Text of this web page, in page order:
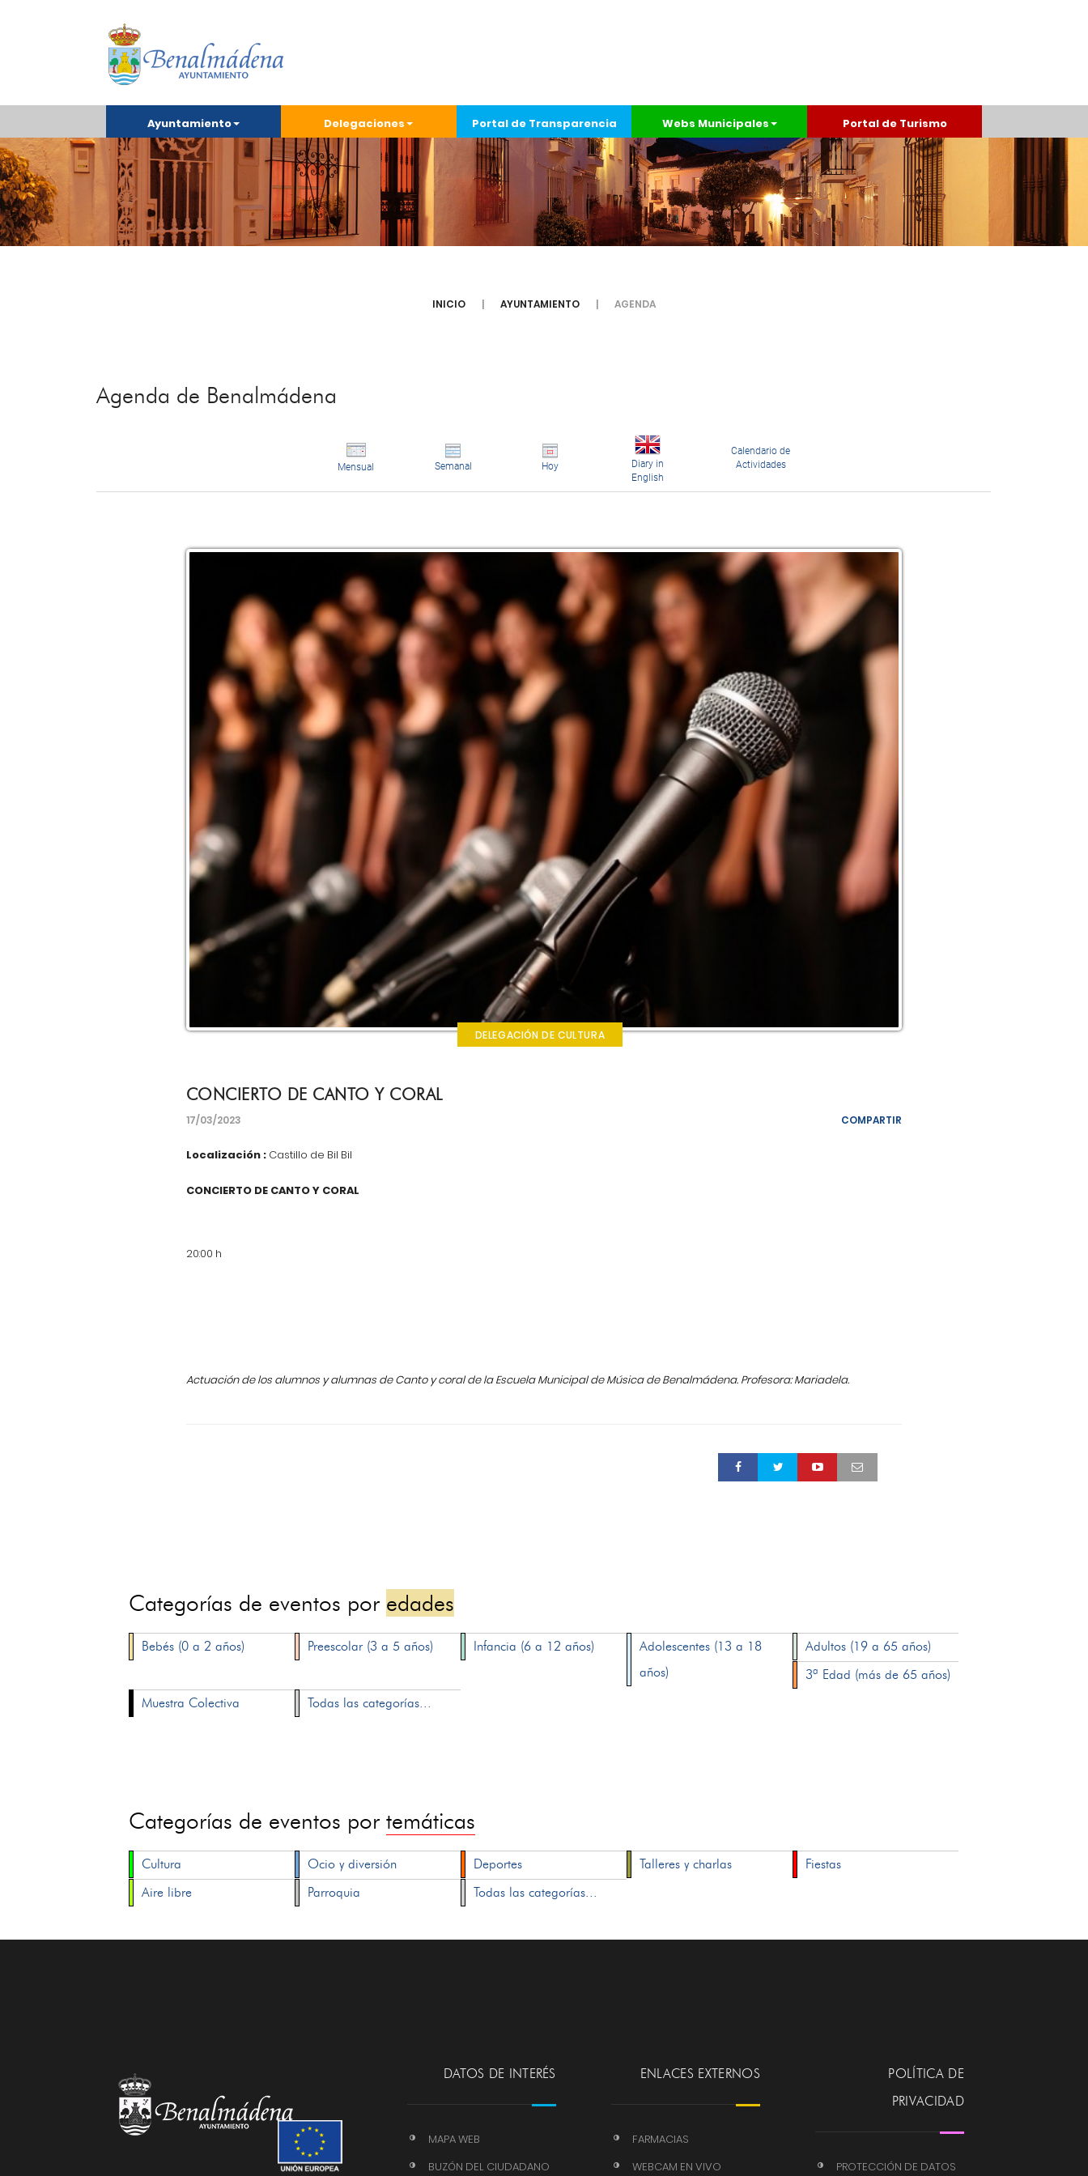
Ayuntamiento Delegaciones Portal de Transparencia Webs Municipales Portal de Turismo
INICIO AYUNTAMIENTO AGENDA
Agenda de Benalmádena
Mensual Semanal Hoy
Diary in
English
Calendario de
Actividades
DELEGACIÓN DE CULTURA
CONCIERTO DE CANTO Y CORAL
17/03/2023 COMPARTIR
Localización :Castillo de Bil Bil
CONCIERTO DE CANTO Y CORAL
20:00 h
Actuación de los alumnos y alumnas de Canto y coral de la Escuela Municipal de Música de Benalmádena. Profesora: Mariadela.
Categorías de eventos por edades
Bebés (0 a 2 años) Preescolar (3 a 5 años) Infancia (6 a 12 años)
Adolescentes (13 a 18
años)
Adultos (19 a 65 años)
3ª Edad (más de 65 años)
Muestra Colectiva
Todas las categorías...
Categorías de eventos portemáticas
Cultura Ocio y diversión Deportes Talleres y charlas
Fiestas
Aire libre
Parroquia Todas las categorías...
DATOS DE INTERÉS
MAPA WEB
BUZÓN DEL CIUDADANO
ENLACES EXTERNOS
FARMACIAS
WEBCAM EN VIVO
POLÍTICA DE
PRIVACIDAD
PROTECCIÓN DE DATOS